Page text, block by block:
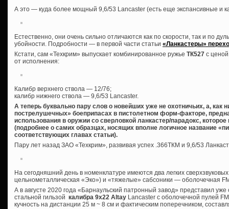
А это — куда более мощный 9,6/53 Lancaster (есть еще экспансивные и
Естественно, они очень сильно отличаются как по скорости, так и по
убойности. Подробности — в первой части статьи «Ланкастеры»
Кстати, сам «Техкрим» выпускает комбинированное ружье ТК527 с
от исполнения:
Калибр верхнего ствола — 12/76;
калибр нижнего ствола — 9,6/53 Lancaster.
А теперь буквально пару слов о новейших уже не охотничьих, а, как
пострелушечных» боеприпасах в пистолетном форм-факторе,
использования в оружии со сверловкой ланкастер/парадокс,
(подробнее о самих образцах, носящих вполне логичное название
соответствующих главах статьи).
Пару лет назад ЗАО «Техкрим», развивая успех .366ТКМ и 9,6/53
На сегодняшний день в номенклатуре имеются два легких
цельнометаллическая «Эко») и «тяжелые» сабсоники — оболочечная
А в августе 2020 года «Барнаульский патронный завод» представил
стальной гильзой калибра 9х22 Altay Lancaster с оболочечной пулей
кучность на дистанции 25 м ~ 8 см и фактическим поперечником,